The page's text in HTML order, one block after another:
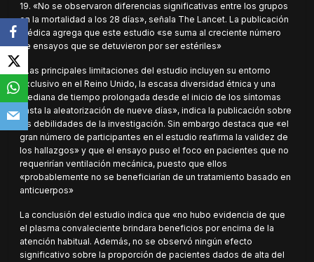
19. «No se observaron diferencias significativas entre los grupos
en la mortalidad a los 28 días», señala The Lancet. La publicación
médica agrega que este estudio «se suma al creciente número
de ensayos que se detuvieron por ser estériles»
«Las principales limitaciones del estudio incluyen su entorno
exclusivo en el Reino Unido, la escasa diversidad étnica y una
mediana de tiempo prolongada desde el inicio de los síntomas
hasta la aleatorización de nueve días», indica la publicación sobre
las debilidades de la investigación. Sin embargo destaca que «el
gran número de participantes en el estudio reafirma la validez de
los hallazgos» y que el ensayo puso el foco en pacientes que no
requerirían ventilación mecánica, puesto que ellos
«probablemente no se beneficiarían de un tratamiento basado en
anticuerpos»
La conclusión del estudio indica que «no hubo evidencia de que
el plasma convaleciente brindara beneficios por encima de la
atención habitual. Además, no se observó ningún efecto
significativo sobre la proporción de pacientes dados de alta del